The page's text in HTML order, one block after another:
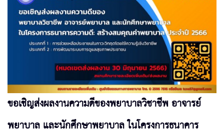
ขอเชิญส่งผลงานความดีของพยาบาลวิชาชีพ อาจารย์
พยาบาล และนักศึกษาพยาบาล ในโครงการธนาคาร